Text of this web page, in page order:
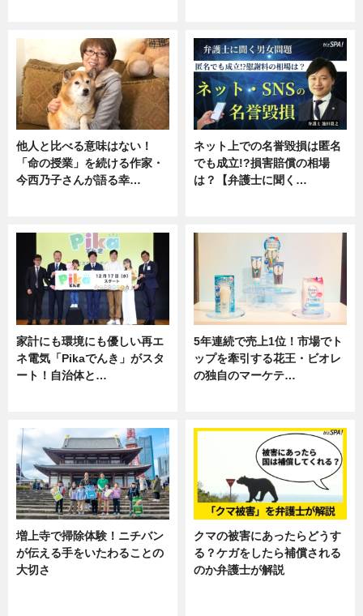
他人と比べる意味はない！
「命の授業」を続ける作家・
今西乃子さんが語る幸…
ネット上での名誉毀損は匿名
でも成立!?損害賠償の相場
は？【弁護士に聞く…
家計にも環境にも優しい再エ
ネ電気「Pikaでんき」がスタ
ート！自治体と…
5年連続で売上1位！市場でト
ップを牽引する花王・ビオレ
の独自のマーケテ…
増上寺で掃除体験！ニチバン
が伝える手をいたわることの
大切さ
クマの被害にあったらどうす
る？ケガをしたら補償される
のか弁護士が解説